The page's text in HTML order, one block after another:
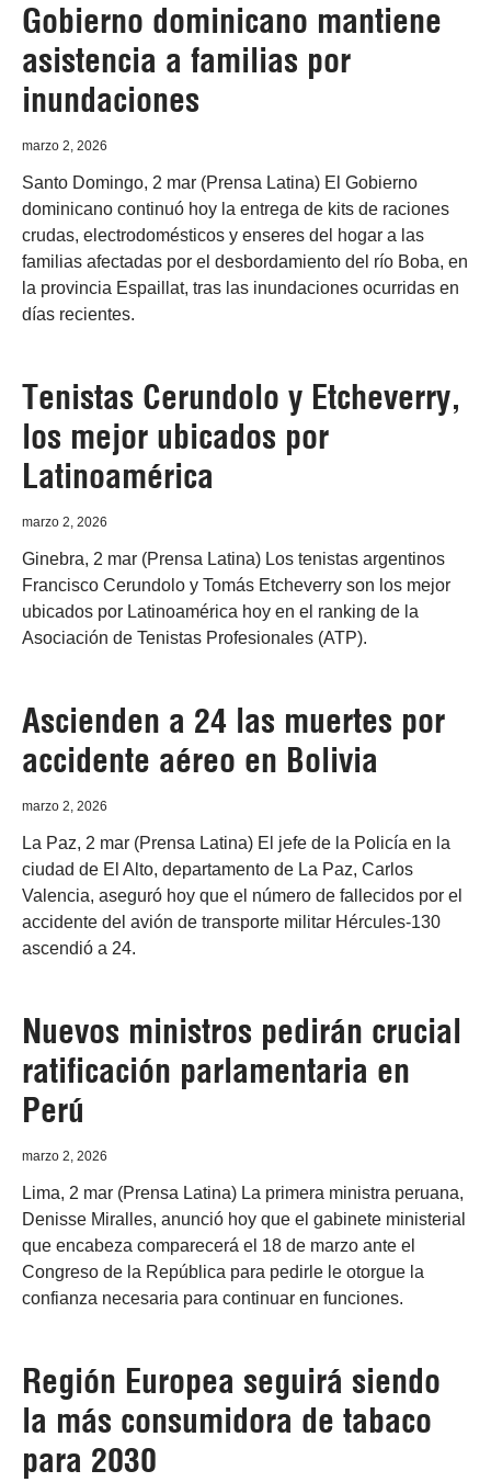
Gobierno dominicano mantiene
asistencia a familias por
inundaciones
marzo 2, 2026
Santo Domingo, 2 mar (Prensa Latina) El Gobierno
dominicano continuó hoy la entrega de kits de raciones
crudas, electrodomésticos y enseres del hogar a las
familias afectadas por el desbordamiento del río Boba, en
la provincia Espaillat, tras las inundaciones ocurridas en
días recientes.
Tenistas Cerundolo y Etcheverry,
los mejor ubicados por
Latinoamérica
marzo 2, 2026
Ginebra, 2 mar (Prensa Latina) Los tenistas argentinos
Francisco Cerundolo y Tomás Etcheverry son los mejor
ubicados por Latinoamérica hoy en el ranking de la
Asociación de Tenistas Profesionales (ATP).
Ascienden a 24 las muertes por
accidente aéreo en Bolivia
marzo 2, 2026
La Paz, 2 mar (Prensa Latina) El jefe de la Policía en la
ciudad de El Alto, departamento de La Paz, Carlos
Valencia, aseguró hoy que el número de fallecidos por el
accidente del avión de transporte militar Hércules-130
ascendió a 24.
Nuevos ministros pedirán crucial
ratificación parlamentaria en
Perú
marzo 2, 2026
Lima, 2 mar (Prensa Latina) La primera ministra peruana,
Denisse Miralles, anunció hoy que el gabinete ministerial
que encabeza comparecerá el 18 de marzo ante el
Congreso de la República para pedirle le otorgue la
confianza necesaria para continuar en funciones.
Región Europea seguirá siendo
la más consumidora de tabaco
para 2030